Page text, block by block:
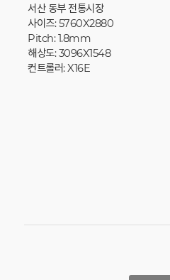
서산 동부 전통시장
사이즈: 5760X2880
Pitch: 1.8mm
해상도: 3096X1548
컨트롤러: X16E